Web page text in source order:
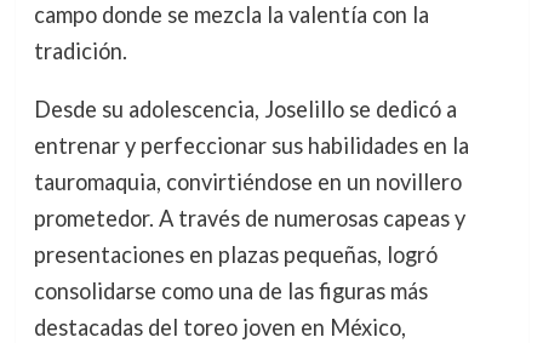
campo donde se mezcla la valentía con la
tradición.
Desde su adolescencia, Joselillo se dedicó a
entrenar y perfeccionar sus habilidades en la
tauromaquia, convirtiéndose en un novillero
prometedor. A través de numerosas capeas y
presentaciones en plazas pequeñas, logró
consolidarse como una de las figuras más
destacadas del toreo joven en México,